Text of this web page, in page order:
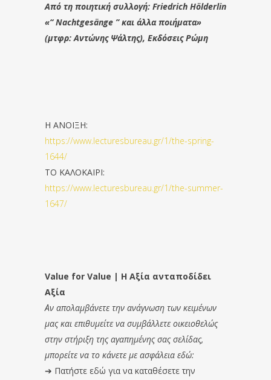
Από τη ποιητική συλλογή: Friedrich Hölderlin
«“ Nachtgesänge ” και άλλα ποιήματα»
(μτφρ: Αντώνης Ψάλτης), Εκδόσεις Ρώμη
Η ΑΝΟΙΞΗ:
https://www.lecturesbureau.gr/1/the-spring-
1644/
ΤΟ ΚΑΛΟΚΑΙΡΙ:
https://www.lecturesbureau.gr/1/the-summer-
1647/
Value for Value | Η Αξία ανταποδίδει
Αξία
Αν απολαμβάνετε την ανάγνωση των κειμένων
μας και επιθυμείτε να συμβάλλετε οικειοθελώς
στην στήριξη της αγαπημένης σας σελίδας,
μπορείτε να το κάνετε με ασφάλεια εδώ:
➔ Πατήστε εδώ για να καταθέσετε την